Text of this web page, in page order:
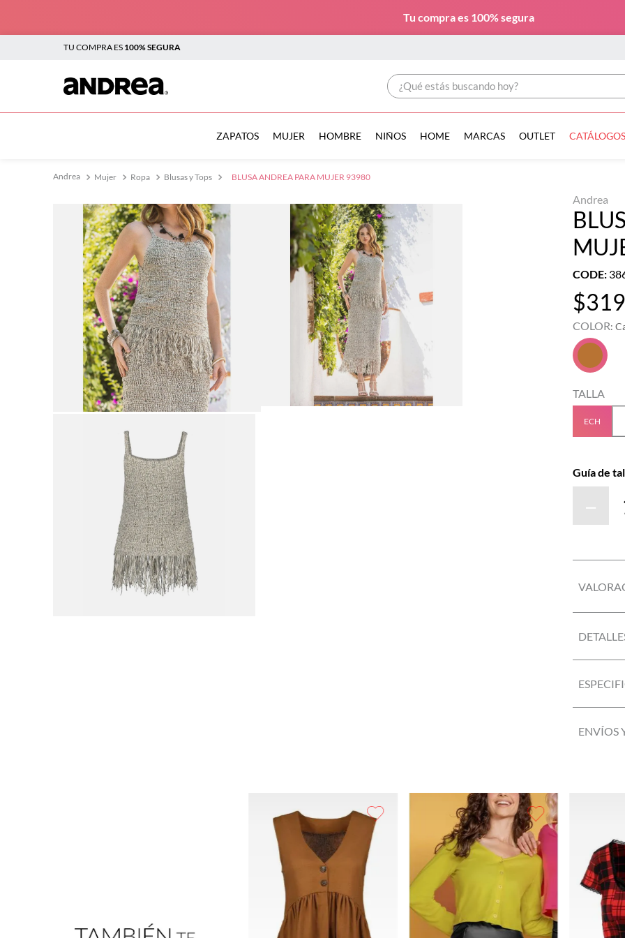
Tu compra es 100% segura
TU COMPRA ES 100% SEGURA
¿Qué estás buscando hoy?
ZAPATOS MUJER HOMBRE NIÑOS HOME MARCAS OUTLET CATÁLOGOS
Mujer Ropa Blusas y Tops BLUSA ANDREA PARA MUJER 93980
Andrea
CODE:
$
COLOR:
TALLA
ECH
Guía de
－
ENVÍOS
TÉRMINOS MÁS BUSCADOS
tenis mujer
tenis hombre
botas mujer